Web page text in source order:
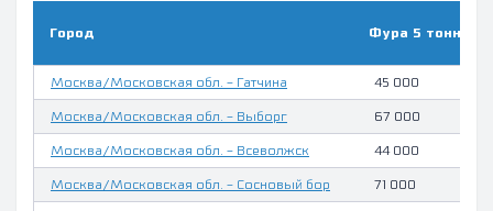
Город Фура 5 тонн,
Москва/Московская обл. - Гатчина 45 000
Москва/Московская обл. - Выборг 67 000
Москва/Московская обл. - Всеволжск 44 000
Москва/Московская обл. - Сосновый бор 71 000